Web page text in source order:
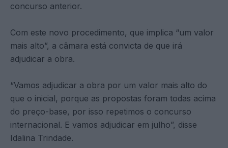
concurso anterior.
Com este novo procedimento, que implica “um valor
mais alto”, a câmara está convicta de que irá
adjudicar a obra.
“Vamos adjudicar a obra por um valor mais alto do
que o inicial, porque as propostas foram todas acima
do preço-base, por isso repetimos o concurso
internacional. E vamos adjudicar em julho”, disse
Idalina Trindade.